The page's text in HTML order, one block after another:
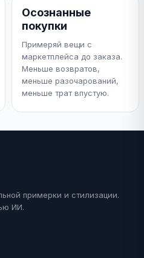
Осознанные
покупки
Примеряй вещи с
маркетплейса до заказа.
Меньше возвратов,
меньше разочарований,
меньше трат впустую.
примерки и стилизации.
ИИ.